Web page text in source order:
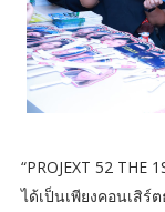
“PROJEXT 52 THE
ได้เป็นเพียงคอนเสิ